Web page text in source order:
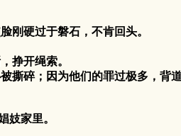
刚硬过于磐石，不肯回头。
挣开绳索。
碎；因为他们的罪过极多，背道
妓家里。